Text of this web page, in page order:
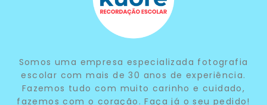
Somos uma empresa especializada fotografia
escolar com mais de 30 anos de experiência.
Fazemos tudo com muito carinho e cuidado,
fazemos com o coração. Faça já o seu pedido!